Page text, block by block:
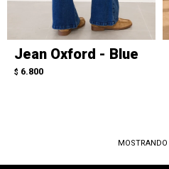
Jean Oxford - Blue
$ 6.800
MOSTRANDO